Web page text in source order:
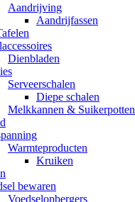
Aandrijving
Aandrijfassen
Dienbladen
Serveerschalen
Diepe schalen
Melkkannen & Suikerpotten
Warmteproducten
Kruiken
bewaren
Voedselopbergers